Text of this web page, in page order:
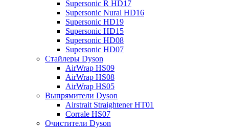
Supersonic R HD17
Supersonic Nural HD16
Supersonic HD19
Supersonic HD15
Supersonic HD08
Supersonic HD07
Стайлеры Dyson
AirWrap HS09
AirWrap HS08
AirWrap HS05
Выпрямители Dyson
Airstrait Straightener HT01
Corrale HS07
Очистители Dyson